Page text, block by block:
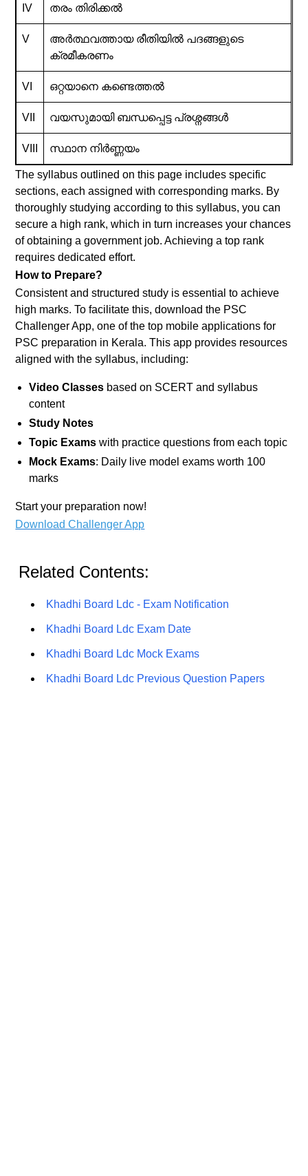
IV തരം തിരിക്കൽ
V
അർത്ഥവത്തായ രീതിയിൽ പദങ്ങളുടെ
ക്രമീകരണം
VI ഒറ്റയാനെ കണ്ടെത്തൽ
VII വയസുമായി ബന്ധപ്പെട്ട പ്രശ്നങ്ങൾ
VIII സ്ഥാന നിർണ്ണയം
The syllabus outlined on this page includes specific
sections, each assigned with corresponding marks. By
thoroughly studying according to this syllabus, you can
secure a high rank, which in turn increases your chances
of obtaining a government job. Achieving a top rank
requires dedicated effort.
How to Prepare?
Consistent and structured study is essential to achieve
high marks. To facilitate this, download the PSC
Challenger App, one of the top mobile applications for
PSC preparation in Kerala. This app provides resources
aligned with the syllabus, including:
Video Classes based on SCERT and syllabus
content
Study Notes
Topic Exams with practice questions from each topic
Mock Exams: Daily live model exams worth 100
marks
Start your preparation now!
Download Challenger App
Related Contents:
Khadhi Board Ldc - Exam Notification
Khadhi Board Ldc Exam Date
Khadhi Board Ldc Mock Exams
Khadhi Board Ldc Previous Question Papers